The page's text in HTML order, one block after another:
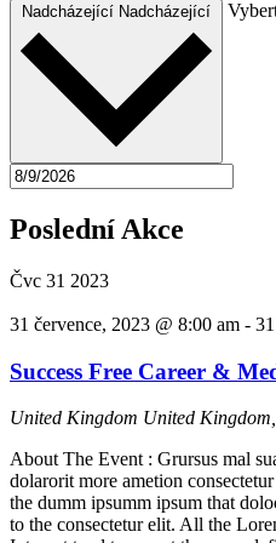
Nadcházející Nadcházející
Poslední Akce
Čvc 31 2023
31 července, 2023 @ 8:00 am -
Success Free Career &
United Kingdom United
About The Event : Grursus mal
dolarorit more ametion
the dumm ipsumm ipsum that
to the consectetur elit. All the